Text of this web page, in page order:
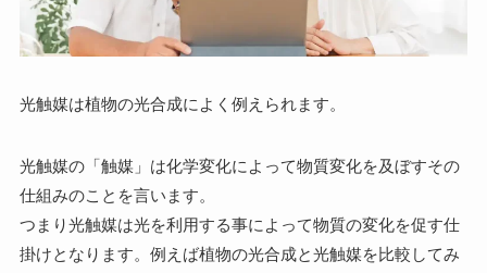
光触媒は植物の光合成によく例えられます。
光触媒の「触媒」は化学変化によって物質変化を及ぼすその
仕組みのことを言います。
つまり光触媒は光を利用する事によって物質の変化を促す仕
掛けとなります。例えば植物の光合成と光触媒を比較してみ